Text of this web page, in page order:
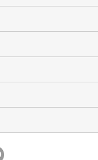
・設計